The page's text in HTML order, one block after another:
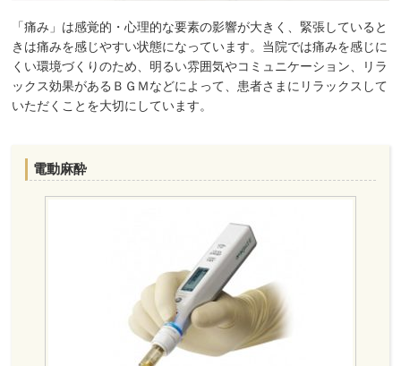
「痛み」は感覚的・心理的な要素の影響が大きく、緊張していると
きは痛みを感じやすい状態になっています。当院では痛みを感じに
くい環境づくりのため、明るい雰囲気やコミュニケーション、リラ
ックス効果があるＢＧＭなどによって、患者さまにリラックスして
いただくことを大切にしています。
電動麻酔